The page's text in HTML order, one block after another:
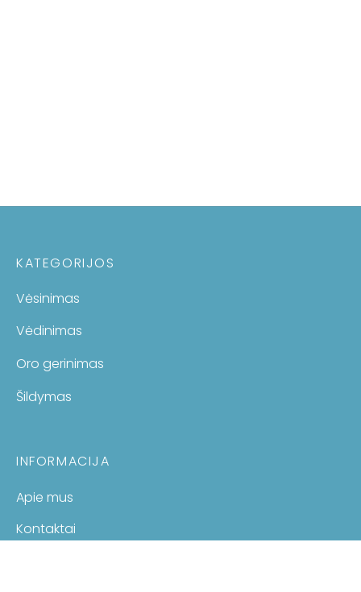
KATEGORIJOS
Vėsinimas
Vėdinimas
Oro gerinimas
Šildymas
INFORMACIJA
Apie mus
Kontaktai